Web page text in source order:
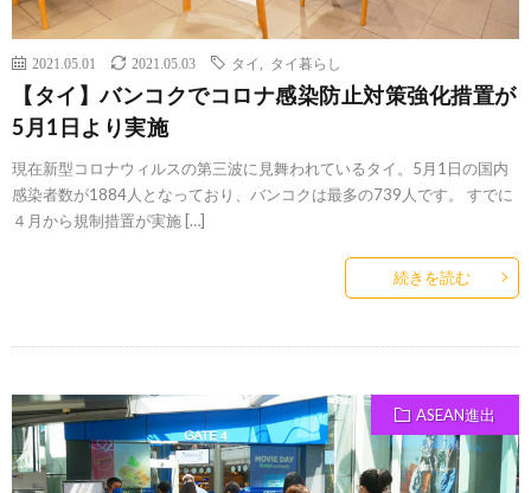
2021.05.01 2021.05.03 タイ タイ暮らし
【タイ】バンコクでコロナ感染防止対策強化措置が
5月1日より実施
現在新型コロナウィルスの第三波に見舞われているタイ。5月1日の国内
感染者数が1884人となっており、バンコクは最多の739人です。 すでに
４月から規制措置が実施 […]
続きを読む
ASEAN進出